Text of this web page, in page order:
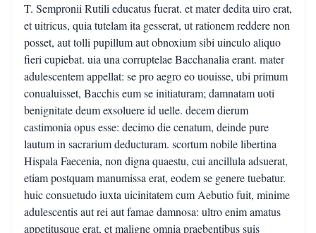
T. Sempronii Rutili educatus fuerat. et mater dedita uiro erat,
et uitricus, quia tutelam ita gesserat, ut rationem reddere non
posset, aut tolli pupillum aut obnoxium sibi uinculo aliquo
fieri cupiebat. uia una corruptelae Bacchanalia erant. mater
adulescentem appellat: se pro aegro eo uouisse, ubi primum
conualuisset, Bacchis eum se initiaturam; damnatam uoti
benignitate deum exsoluere id uelle. decem dierum
castimonia opus esse: decimo die cenatum, deinde pure
lautum in sacrarium deducturam. scortum nobile libertina
Hispala Faecenia, non digna quaestu, cui ancillula adsuerat,
etiam postquam manumissa erat, eodem se genere tuebatur.
huic consuetudo iuxta uicinitatem cum Aebutio fuit, minime
adulescentis aut rei aut famae damnosa: ultro enim amatus
appetitusque erat, et maligne omnia praebentibus suis